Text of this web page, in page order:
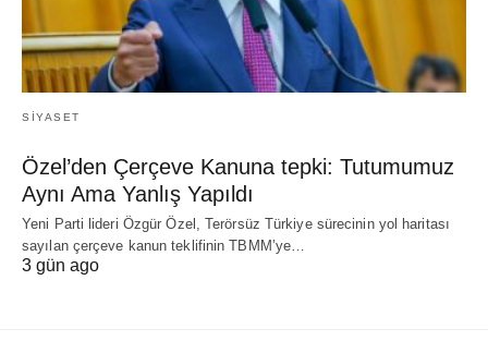
SIYASET
Özel’den Çerçeve Kanuna tepki: Tutumumuz
Aynı Ama Yanlış Yapıldı
Yeni Parti lideri Özgür Özel, Terörsüz Türkiye sürecinin yol haritası
sayılan çerçeve kanun teklifinin TBMM’ye…
3 gün ago